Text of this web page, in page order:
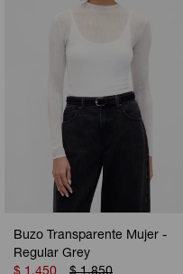
Buzo Transparente Mujer -
Regular Grey